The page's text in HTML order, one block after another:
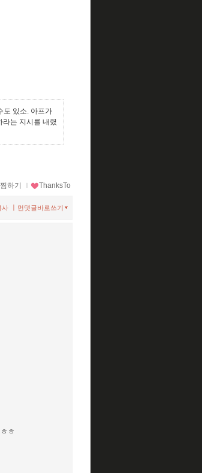
도 있소. 아프가
라는 지시를 내렸
찜하기 ｌ ThanksTo
먼댓글바로쓰기
사
ㅎ